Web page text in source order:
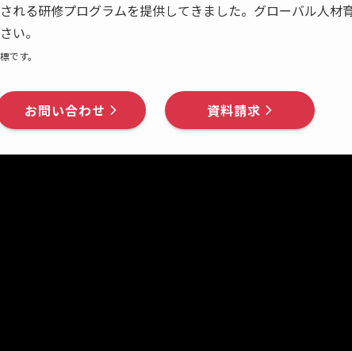
れる研修プログラムを提供してきました。グローバル人材
い。
です。
お問い合わせ 資料請求